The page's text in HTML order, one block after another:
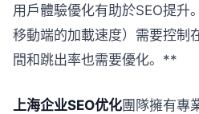
用戶體驗優化有助於SEO提升
移動端的加載速度）需要控制
間和跳出率也需要優化。**
上海企业SEO优化團隊擁有專